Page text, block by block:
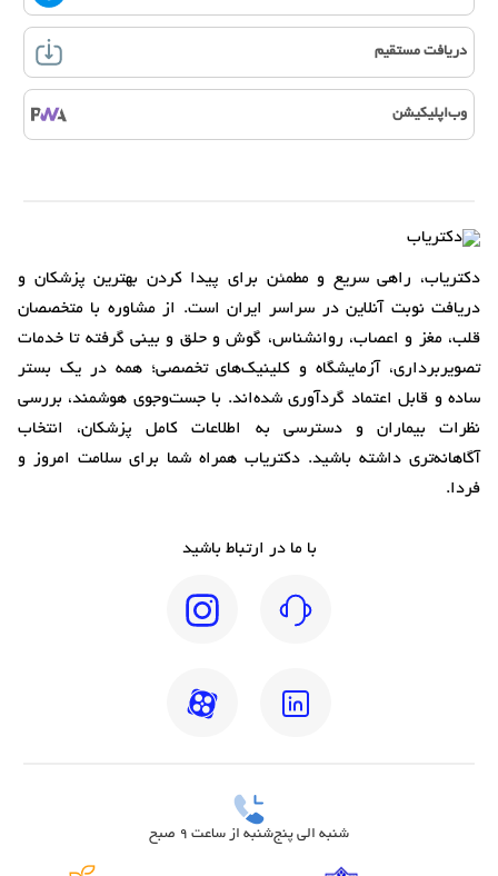
دریافت مستقیم
وب‌اپلیکیشن
دکتریاب، راهی سریع و مطمئن برای پیدا کردن بهترین پزشکان و
دریافت نوبت آنلاین در سراسر ایران است. از مشاوره با متخصصان
قلب، مغز و اعصاب، روانشناس، گوش و حلق و بینی گرفته تا خدمات
تصویربرداری، آزمایشگاه و کلینیک‌های تخصصی؛ همه در یک بستر
ساده و قابل اعتماد گردآوری شده‌اند. با جست‌وجوی هوشمند، بررسی
نظرات بیماران و دسترسی به اطلاعات کامل پزشکان، انتخاب
آگاهانه‌تری داشته باشید. دکتریاب همراه شما برای سلامت امروز و
فردا.
با ما در ارتباط باشید
شنبه الی پنج‌شنبه از ساعت 9 صبح